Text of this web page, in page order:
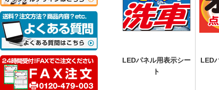
LEDパネル用表示シー
ト
LED